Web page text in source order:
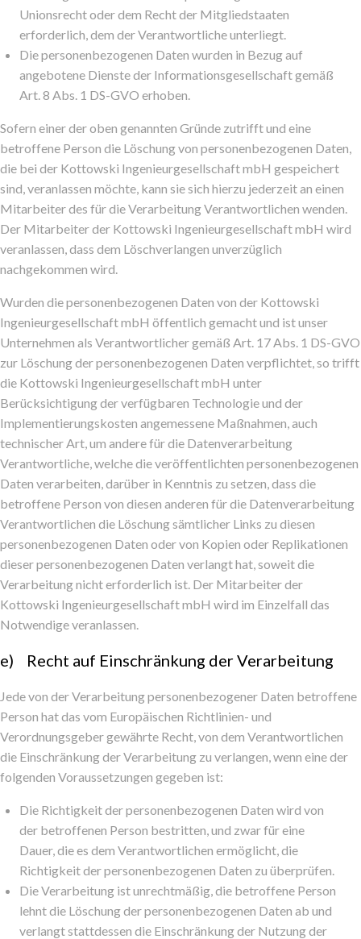
Unionsrecht oder dem Recht der Mitgliedstaaten
erforderlich, dem der Verantwortliche unterliegt.
Die personenbezogenen Daten wurden in Bezug auf
angebotene Dienste der Informationsgesellschaft gemäß
Art. 8 Abs. 1 DS-GVO erhoben.
Sofern einer der oben genannten Gründe zutrifft und eine
betroffene Person die Löschung von personenbezogenen Daten,
die bei der Kottowski Ingenieurgesellschaft mbH gespeichert
sind, veranlassen möchte, kann sie sich hierzu jederzeit an einen
Mitarbeiter des für die Verarbeitung Verantwortlichen wenden.
Der Mitarbeiter der Kottowski Ingenieurgesellschaft mbH wird
veranlassen, dass dem Löschverlangen unverzüglich
nachgekommen wird.
Wurden die personenbezogenen Daten von der Kottowski
Ingenieurgesellschaft mbH öffentlich gemacht und ist unser
Unternehmen als Verantwortlicher gemäß Art. 17 Abs. 1 DS-GVO
zur Löschung der personenbezogenen Daten verpflichtet, so trifft
die Kottowski Ingenieurgesellschaft mbH unter
Berücksichtigung der verfügbaren Technologie und der
Implementierungskosten angemessene Maßnahmen, auch
technischer Art, um andere für die Datenverarbeitung
Verantwortliche, welche die veröffentlichten personenbezogenen
Daten verarbeiten, darüber in Kenntnis zu setzen, dass die
betroffene Person von diesen anderen für die Datenverarbeitung
Verantwortlichen die Löschung sämtlicher Links zu diesen
personenbezogenen Daten oder von Kopien oder Replikationen
dieser personenbezogenen Daten verlangt hat, soweit die
Verarbeitung nicht erforderlich ist. Der Mitarbeiter der
Kottowski Ingenieurgesellschaft mbH wird im Einzelfall das
Notwendige veranlassen.
e) Recht auf Einschränkung der Verarbeitung
Jede von der Verarbeitung personenbezogener Daten betroffene
Person hat das vom Europäischen Richtlinien- und
Verordnungsgeber gewährte Recht, von dem Verantwortlichen
die Einschränkung der Verarbeitung zu verlangen, wenn eine der
folgenden Voraussetzungen gegeben ist:
Die Richtigkeit der personenbezogenen Daten wird von
der betroffenen Person bestritten, und zwar für eine
Dauer, die es dem Verantwortlichen ermöglicht, die
Richtigkeit der personenbezogenen Daten zu überprüfen.
Die Verarbeitung ist unrechtmäßig, die betroffene Person
lehnt die Löschung der personenbezogenen Daten ab und
verlangt stattdessen die Einschränkung der Nutzung der